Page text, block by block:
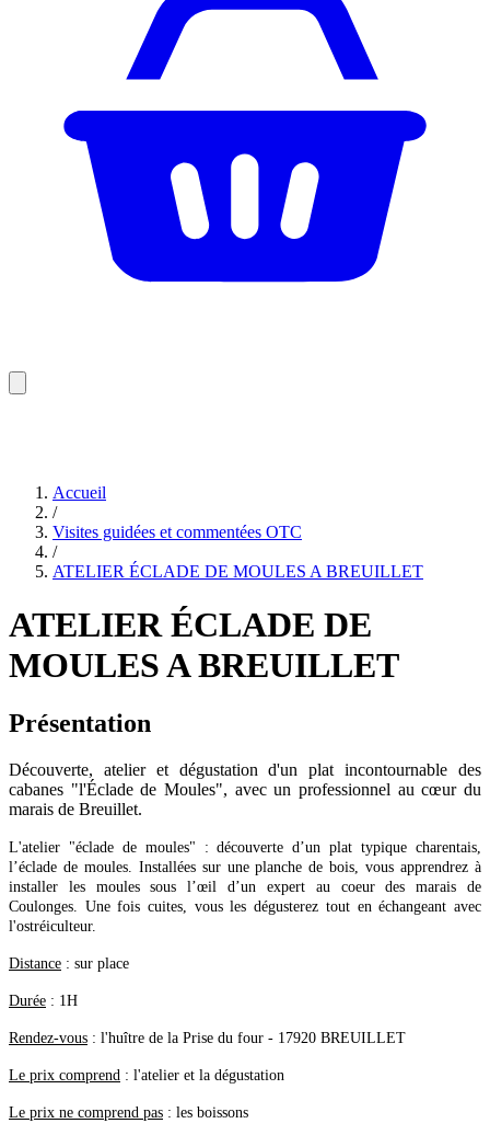
Accueil
/
Visites guidées et commentées OTC
/
ATELIER ÉCLADE DE MOULES A BREUILLET
ATELIER ÉCLADE DE
MOULES A BREUILLET
Présentation
Découverte, atelier et dégustation d'un plat incontournable des
cabanes "l'Éclade de Moules", avec un professionnel au cœur du
marais de Breuillet.
L'atelier "éclade de moules" : découverte d’un plat typique charentais,
l’éclade de moules. Installées sur une planche de bois, vous apprendrez à
installer les moules sous l’œil d’un expert au coeur des marais de
Coulonges. Une fois cuites, vous les dégusterez tout en échangeant avec
l'ostréiculteur.
Distance : sur place
Durée : 1H
Rendez-vous : l'huître de la Prise du four - 17920 BREUILLET
Le prix comprend : l'atelier et la dégustation
Le prix ne comprend pas : les boissons